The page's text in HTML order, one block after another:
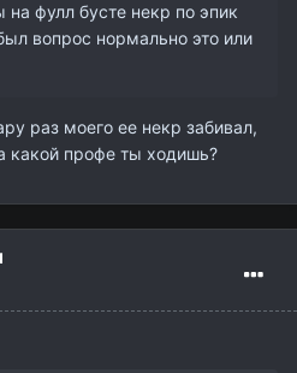
на фулл бусте некр по эпик
вопрос нормально это или
раз моего ее некр забивал,
какой профе ты ходишь?